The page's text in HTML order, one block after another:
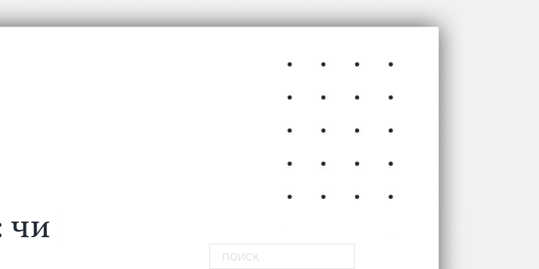
мечтаю...
Поиск